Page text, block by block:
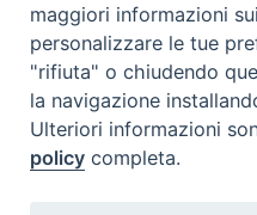
maggiori informazioni
personalizzare le tue
"rifiuta" o chiudendo
la navigazione
Ulteriori informazioni
policy completa.